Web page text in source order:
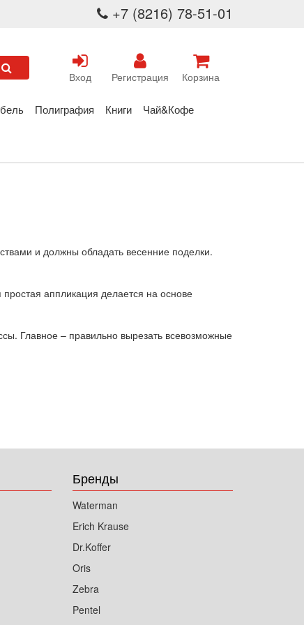
+7 (8216) 78-51-01
Вход Регистрация Корзина
Полиграфия Книги Чай&Кофе
и должны обладать весенние поделки.
аппликация делается на основе
Главное – правильно вырезать всевозможные
Бренды
Waterman
Erich Krause
Dr.Koffer
Oris
Zebra
Pentel